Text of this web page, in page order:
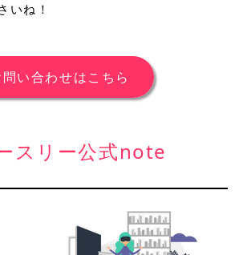
いね！
問い合わせはこちら
スリー公式note